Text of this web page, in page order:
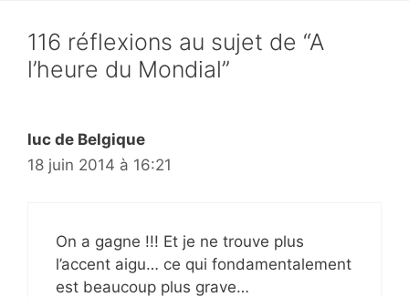
116 réflexions au sujet de “A
l’heure du Mondial”
luc de Belgique
18 juin 2014 à 16:21
On a gagne !!! Et je ne trouve plus
l’accent aigu… ce qui fondamentalement
est beaucoup plus grave…